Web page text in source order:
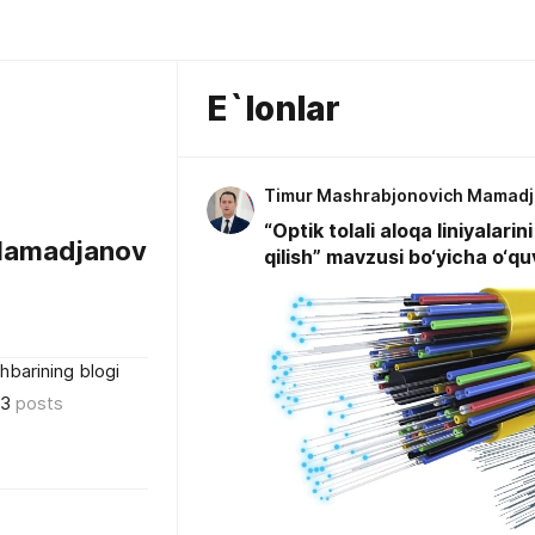
blogi
posts
E`lonlar
Timur Mashrabjonovich
“Optik tolali aloqa
qilish” mavzusi bo‘yicha